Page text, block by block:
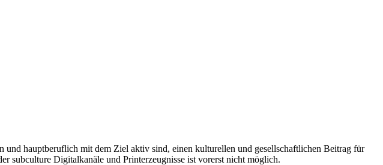
hauptberuflich mit dem Ziel aktiv sind, einen kulturellen und gesellschaftlichen Beitrag für
subculture Digitalkanäle und Printerzeugnisse ist vorerst nicht möglich.